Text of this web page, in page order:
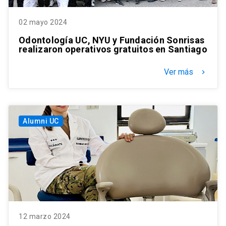
02 mayo 2024
Odontología UC, NYU y Fundación Sonrisas
realizaron operativos gratuitos en Santiago
Ver más keyboard_arrow_right
Alumni UC
12 marzo 2024